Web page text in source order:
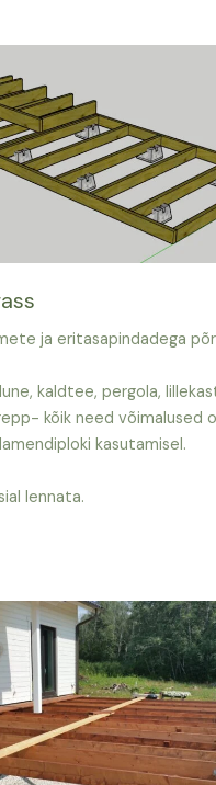
ja eritasapindadega
kaldtee, pergola,
kõik need võimalused
kasutamisel.
lennata.